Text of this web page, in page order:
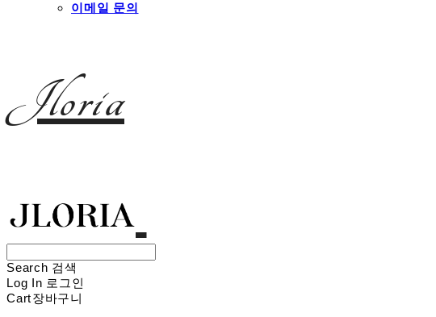
이메일 문의
Jloria
Search 검색
Log In 로그인
Cart장바구니